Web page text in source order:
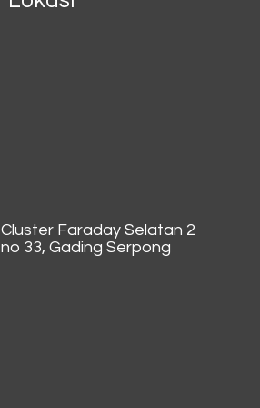
Cluster Faraday Selatan 2
no 33, Gading Serpong